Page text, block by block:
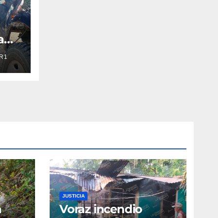
JUSTICIA
Voraz incendio